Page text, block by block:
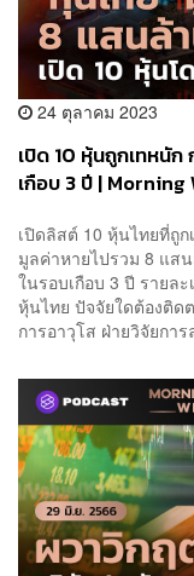
24 ตุลาคม 2023
เปิด 10 หุ้นถูกเทหนั
เกือบ 3 ปี |
เปิดลิสต์ 10 หุ้นไทยที่ถู
มูลค่าหายไปรวม 8 แส
ในรอบเกือบ 3 ปี รายล
หุ้นไทย ปัจจัยใดต้องติ
การอาวุโส ฝ่ายวิจัยกา